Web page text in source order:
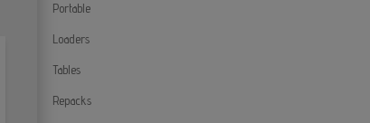
Portable
Loaders
Tables
Repacks